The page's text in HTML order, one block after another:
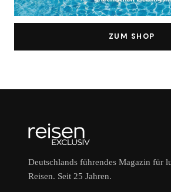
ZUM SHOP
Deutschlands führendes Magazin für
Reisen. Seit 25 Jahren.